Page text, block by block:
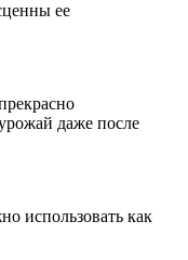
ее
даже после
использовать как